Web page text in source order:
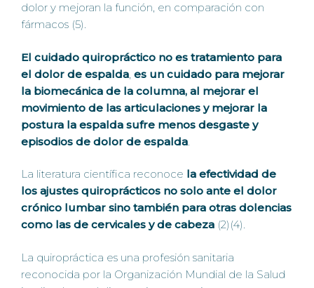
dolor y mejoran la función, en comparación con
fármacos (5).
El cuidado quiropráctico no es tratamiento para
el dolor de espalda es un cuidado para mejorar
la biomecánica de la columna, al mejorar el
movimiento de las articulaciones y mejorar la
postura la espalda sufre menos desgaste y
episodios de dolor de espalda
La literatura científica reconoce la efectividad de
los ajustes quiroprácticos no solo ante el dolor
crónico lumbar sino también para otras dolencias
como las de cervicales y de cabeza (2)(4).
La quiropráctica es una profesión sanitaria
reconocida por la Organización Mundial de la Salud